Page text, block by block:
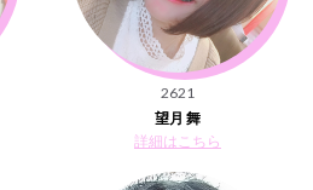
2621
望月 舞
詳細はこちら